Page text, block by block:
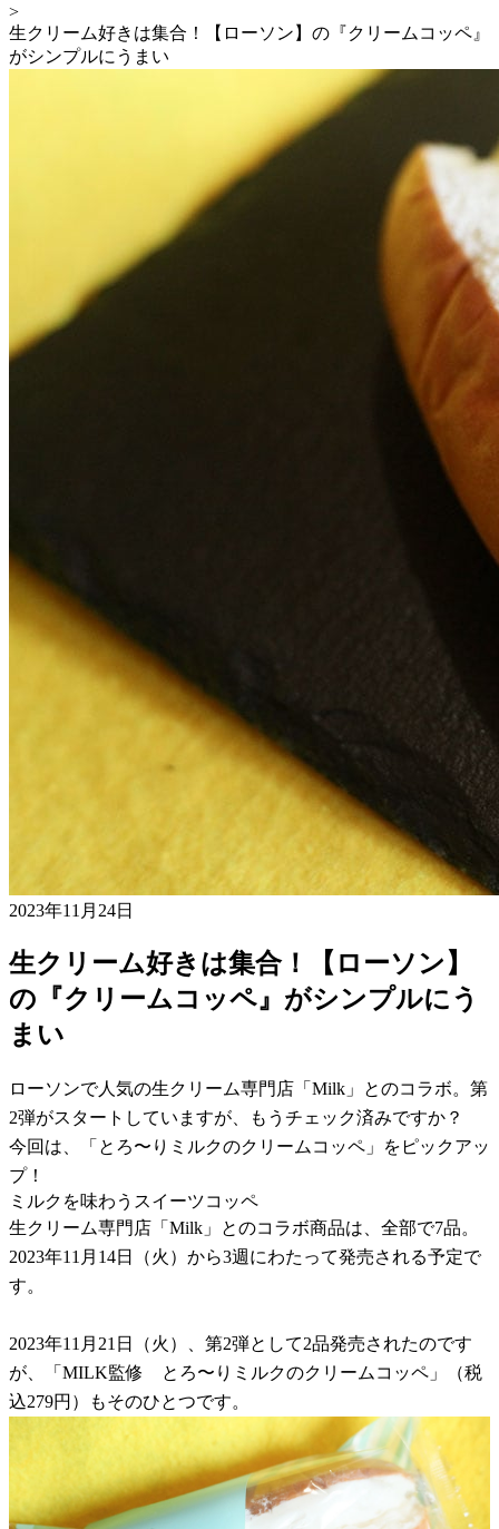
>
生クリーム好きは集合！【ローソン】の『クリームコッペ』
がシンプルにうまい
2023年11月24日
生クリーム好きは集合！【ローソン】
の『クリームコッペ』がシンプルにう
まい
ローソンで人気の生クリーム専門店「Milk」とのコラボ。第
2弾がスタートしていますが、もうチェック済みですか？
今回は、「とろ〜りミルクのクリームコッペ」をピックアッ
プ！
ミルクを味わうスイーツコッペ
生クリーム専門店「Milk」とのコラボ商品は、全部で7品。
2023年11月14日（火）から3週にわたって発売される予定で
す。
2023年11月21日（火）、第2弾として2品発売されたのです
が、「MILK監修 とろ〜りミルクのクリームコッペ」（税
込279円）もそのひとつです。